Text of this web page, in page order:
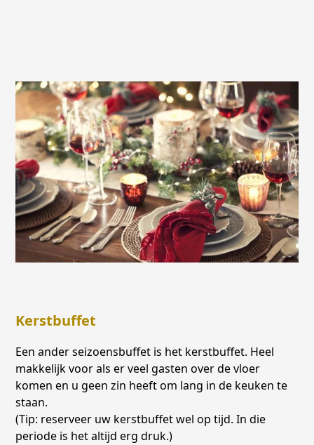
Kerstbuffet
Een ander seizoensbuffet is het kerstbuffet. Heel
makkelijk voor als er veel gasten over de vloer
komen en u geen zin heeft om lang in de keuken te
staan.
(Tip: reserveer uw kerstbuffet wel op tijd. In die
periode is het altijd erg druk.)